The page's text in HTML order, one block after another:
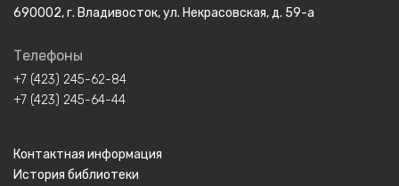
690002, г. Владивосток, ул. Некрасовская, д. 59-а
Телефоны
+7 (423) 245-62-84
+7 (423) 245-64-44
Контактная информация
История библиотеки